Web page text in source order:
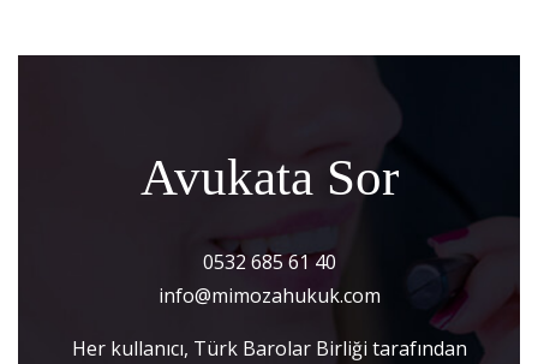
Avukata Sor
0532 685 61 40
info@mimozahukuk.com
Her kullanıcı, Türk Barolar Birliği tarafından